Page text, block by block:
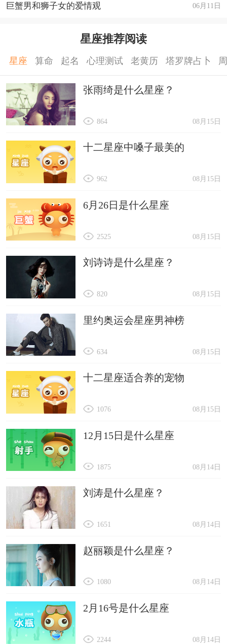
06月11日
巨蟹男和狮子女的爱情观
星座推荐阅读
星座 算命 起名 心理测试 老黄历 塔罗牌占卜
张雨绮是什么星座？
08月15日
864
十二星座中嗓子最美的
08月15日
962
6月26日是什么星座
08月15日
2525
刘诗诗是什么星座？
08月15日
820
里约奥运会星座男神榜
08月15日
634
十二星座适合养的宠物
08月15日
1076
12月15日是什么星座
08月14日
1875
刘涛是什么星座？
08月14日
1651
赵丽颖是什么星座？
08月14日
1080
2月16号是什么星座
08月14日
2244